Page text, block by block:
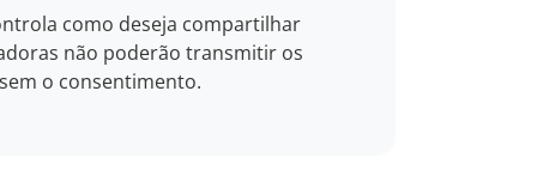
como deseja compartilhar
não poderão transmitir os
o consentimento.